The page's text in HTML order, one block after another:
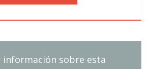
práctico de generación de
a la creación musical y
su integración con vídeo (4
sobre esta